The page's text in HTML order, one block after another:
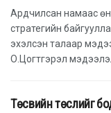
Ардчилсан намаас
стратегийн
эхэлсэн талаар
О.Цогтгэрэл
Төсвийн төслийг